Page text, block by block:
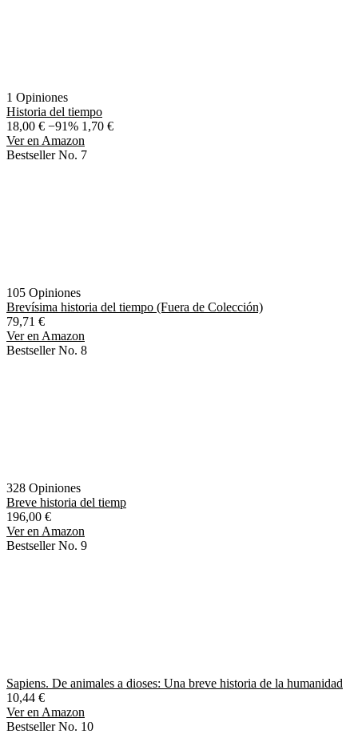
1 Opiniones
Historia del tiempo
18,00 € −91% 1,70 €
Ver en Amazon
Bestseller No. 7
105 Opiniones
Brevísima historia del tiempo (Fuera de Colección)
79,71 €
Ver en Amazon
Bestseller No. 8
328 Opiniones
Breve historia del tiemp
196,00 €
Ver en Amazon
Bestseller No. 9
Sapiens. De animales a dioses: Una breve historia de la humanidad
10,44 €
Ver en Amazon
Bestseller No. 10